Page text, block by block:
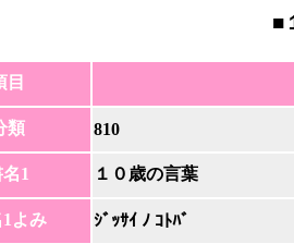
■
目
類 810
1 １０歳の言葉
よみ ｼﾞｯｻｲ ﾉ ｺﾄﾊﾞ